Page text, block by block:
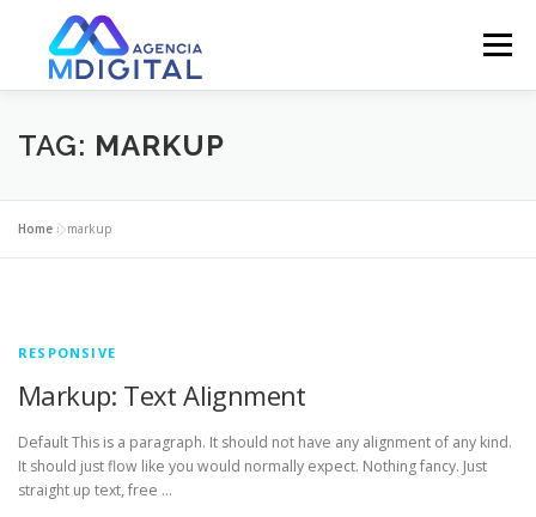
conteúdo
Menu
SOBRE / ABOUT SERVIÇOS / SERVICES
SHOWREEL
COMPRAS / SHOP
TAG: MARKUP
Home »markup
RESPONSIVE
Markup: Text Alignment
Default This is a paragraph. It should not have any alignment of any kind.
It should just flow like you would normally expect. Nothing fancy. Just
straight up text, free …